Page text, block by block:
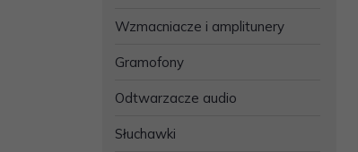
Wzmacniacze i amplitunery
Gramofony
Odtwarzacze audio
Słuchawki